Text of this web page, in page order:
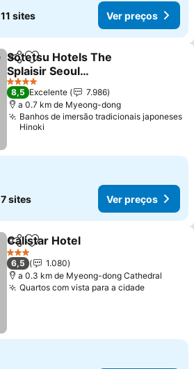
11 sites Ver preços
PartilharAdicionar aos favoritos
Sotetsu Hotels The
Splaisir Seoul
Myeongdong
4 Estrelas
8,5 Excelente
7.986
a 0.7 km de Myeong-dong
Banhos de imersão tradicionais japoneses
Hinoki
7 sites Ver preços
PartilharAdicionar aos favoritos
Calistar Hotel
3 Estrelas
6,5
1.080
a 0.3 km de Myeong-dong Cathedral
Quartos com vista para a cidade